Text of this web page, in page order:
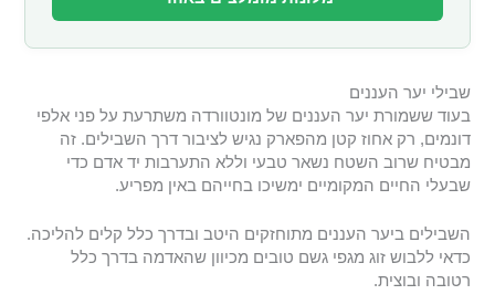
שבילי יער העננים
בעוד ששמורת יער העננים של מונטוורדה משתרעת על פני אלפי
דונמים, רק אחוז קטן מהפארק נגיש לציבור דרך השבילים. זה
מבטיח שרוב השטח נשאר טבעי וללא התערבות יד אדם כדי
שבעלי החיים המקומיים ימשיכו בחייהם באין מפריע.
השבילים ביער העננים מתוחזקים היטב ובדרך כלל קלים להליכה.
כדאי ללבוש זוג מגפי גשם טובים מכיוון שהאדמה בדרך כלל
רטובה ובוצית.